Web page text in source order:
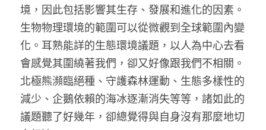
境，因此包括影響其生存、發展和進化的因素。
生物物理環境的範圍可以從微觀到全球範圍內變
化。耳熟能詳的生態環境議題，以人為中心去看
會感覺其圍繞著我們，卻又好像跟我們不相關。
北極熊瀕臨絕種、守護森林運動、生態多樣性的
減少、企鵝依賴的海冰逐漸消失等等，諸如此的
議題聽了好幾年，卻總覺得與自身沒有那麼地切